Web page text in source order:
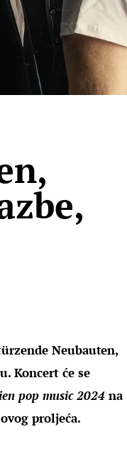
Neubauten,
Koncert će se
pop music 2024 na
proljeća.